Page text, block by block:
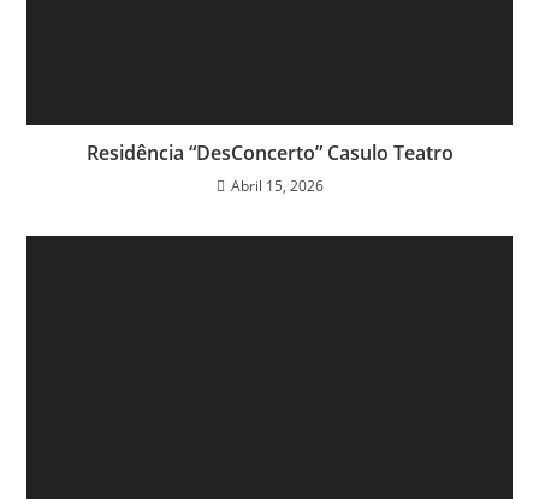
Residência “DesConcerto” Casulo Teatro
Abril 15, 2026